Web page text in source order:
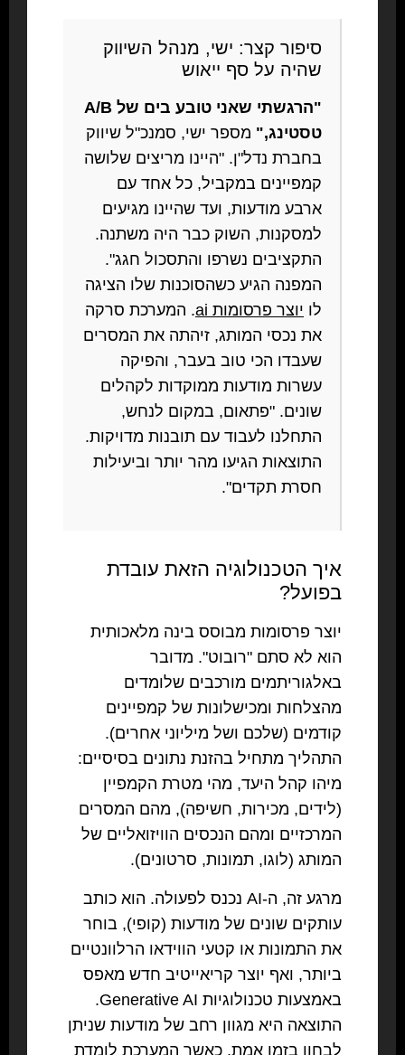
סיפור קצר: ישי, מנהל השיווק
שהיה על סף ייאוש
"הרגשתי שאני טובע בים של A/B
טסטינג," מספר ישי, סמנכ"ל שיווק
בחברת נדל"ן. "היינו מריצים שלושה
קמפיינים במקביל, כל אחד עם
ארבע מודעות, ועד שהיינו מגיעים
למסקנות, השוק כבר היה משתנה.
התקציבים נשרפו והתסכול חגג".
המפנה הגיע כשהסוכנות שלו הציגה
לו יוצר פרסומות ai
. המערכת סרקה
את נכסי המותג, זיהתה את המסרים
שעבדו הכי טוב בעבר, והפיקה
עשרות מודעות ממוקדות לקהלים
שונים. "פתאום, במקום לנחש,
התחלנו לעבוד עם תובנות מדויקות.
התוצאות הגיעו מהר יותר וביעילות
חסרת תקדים".
איך הטכנולוגיה הזאת עובדת
בפועל?
יוצר פרסומות מבוסס בינה מלאכותית
הוא לא סתם "רובוט". מדובר
באלגוריתמים מורכבים שלומדים
מהצלחות ומכישלונות של קמפיינים
קודמים (שלכם ושל מיליוני אחרים).
התהליך מתחיל בהזנת נתונים בסיסיים:
מיהו קהל היעד, מהי מטרת הקמפיין
(לידים, מכירות, חשיפה), מהם המסרים
המרכזיים ומהם הנכסים הוויזואליים של
המותג (לוגו, תמונות, סרטונים).
מרגע זה, ה-AI נכנס לפעולה. הוא כותב
עותקים שונים של מודעות (קופי), בוחר
את התמונות או קטעי הווידאו הרלוונטיים
ביותר, ואף יוצר קריאייטיב חדש מאפס
באמצעות טכנולוגיות Generative AI.
התוצאה היא מגוון רחב של מודעות שניתן
לבחון בזמן אמת, כאשר המערכת לומדת